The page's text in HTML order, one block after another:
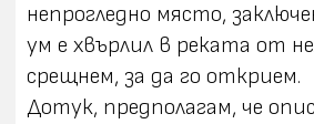
непрогледно място,
ум е хвърлил в реката от
срещнем, за да го открием.
Дотук, предполагам, че